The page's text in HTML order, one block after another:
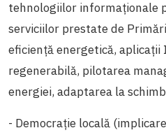
tehnologiilor informaționale
serviciilor prestate de
eficiență energetică,
regenerabilă, pilotarea
energiei, adaptarea la
- Democraţie locală